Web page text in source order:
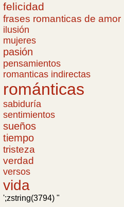
felicidad
frases romanticas de amor
ilusión
mujeres
pasión
pensamientos
romanticas indirectas
románticas
sabiduría
sentimientos
sueños
tiempo
tristeza
verdad
versos
vida
';zstring(3794) "